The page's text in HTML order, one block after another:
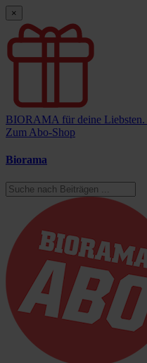
×
BIORAMA für deine Liebsten.
Zum Abo-Shop
Biorama